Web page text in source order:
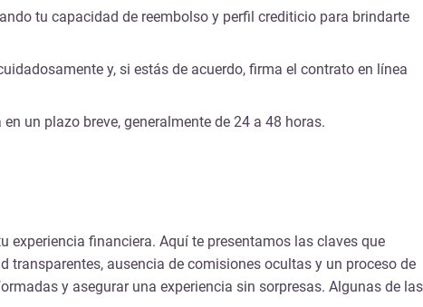
tu capacidad de reembolso y perfil crediticio para brindarte
y, si estás de acuerdo, firma el contrato en línea
un plazo breve, generalmente de 24 a 48 horas.
experiencia financiera. Aquí te presentamos las claves que
ausencia de comisiones ocultas y un proceso de
y asegurar una experiencia sin sorpresas. Algunas de las